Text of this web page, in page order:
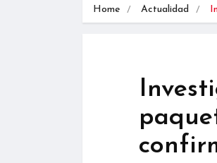
Home Actualidad